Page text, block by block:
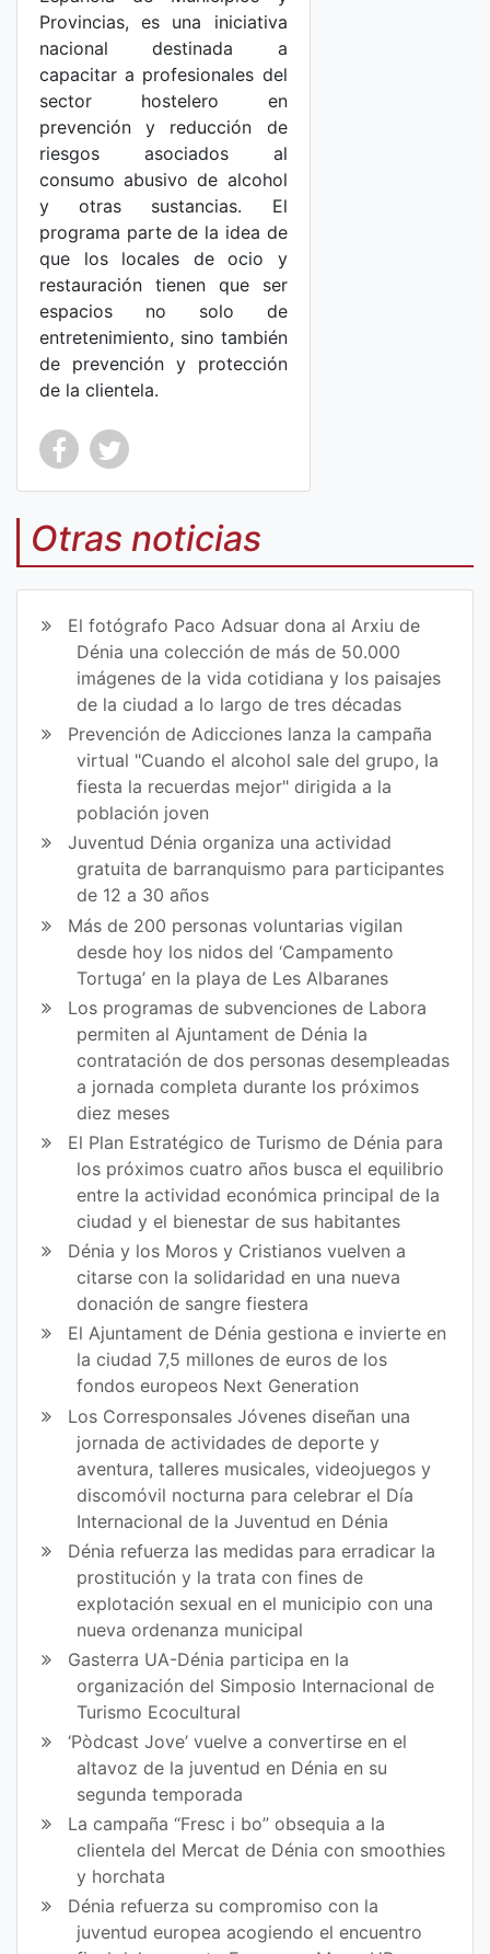
Provincias, es una iniciativa
nacional destinada a
capacitar a profesionales del
sector hostelero en
prevención y reducción de
riesgos asociados al
consumo abusivo de alcohol
y otras sustancias. El
programa parte de la idea de
que los locales de ocio y
restauración tienen que ser
espacios no solo de
entretenimiento, sino también
de prevención y protección
de la clientela.
Co
mp
art
en
Fa
ce
bo
ok
Co
mp
art
ir
en
Tw
itt
er
Otras noticias
El fotógrafo Paco Adsuar dona al Arxiu de
Dénia una colección de más de 50.000
imágenes de la vida cotidiana y los paisajes
de la ciudad a lo largo de tres décadas
Prevención de Adicciones lanza la campaña
virtual "Cuando el alcohol sale del grupo, la
fiesta la recuerdas mejor" dirigida a la
población joven
Juventud Dénia organiza una actividad
gratuita de barranquismo para participantes
de 12 a 30 años
Más de 200 personas voluntarias vigilan
desde hoy los nidos del ‘Campamento
Tortuga’ en la playa de Les Albaranes
Los programas de subvenciones de Labora
permiten al Ajuntament de Dénia la
contratación de dos personas desempleadas
a jornada completa durante los próximos
diez meses
El Plan Estratégico de Turismo de Dénia para
los próximos cuatro años busca el equilibrio
entre la actividad económica principal de la
ciudad y el bienestar de sus habitantes
Dénia y los Moros y Cristianos vuelven a
citarse con la solidaridad en una nueva
donación de sangre fiestera
El Ajuntament de Dénia gestiona e invierte en
la ciudad 7,5 millones de euros de los
fondos europeos Next Generation
Los Corresponsales Jóvenes diseñan una
jornada de actividades de deporte y
aventura, talleres musicales, videojuegos y
discomóvil nocturna para celebrar el Día
Internacional de la Juventud en Dénia
Dénia refuerza las medidas para erradicar la
prostitución y la trata con fines de
explotación sexual en el municipio con una
nueva ordenanza municipal
Gasterra UA-Dénia participa en la
organización del Simposio Internacional de
Turismo Ecocultural
‘Pòdcast Jove’ vuelve a convertirse en el
altavoz de la juventud en Dénia en su
segunda temporada
La campaña “Fresc i bo” obsequia a la
clientela del Mercat de Dénia con smoothies
y horchata
Dénia refuerza su compromiso con la
juventud europea acogiendo el encuentro